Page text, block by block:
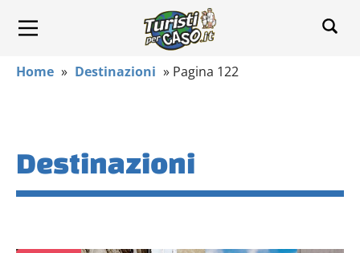
Home » Destinazioni » Pagina 122
Destinazioni